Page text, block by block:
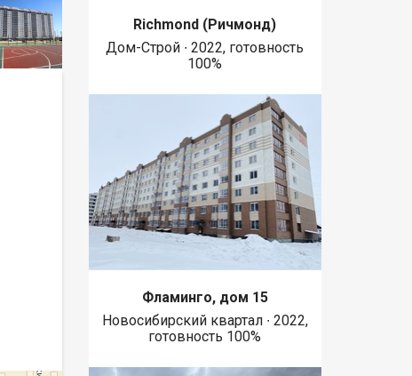
Richmond (Ричмонд)
Дом-Строй ∙ 2022, готовность
100%
Фламинго, дом 15
Новосибирский квартал ∙ 2022,
готовность 100%